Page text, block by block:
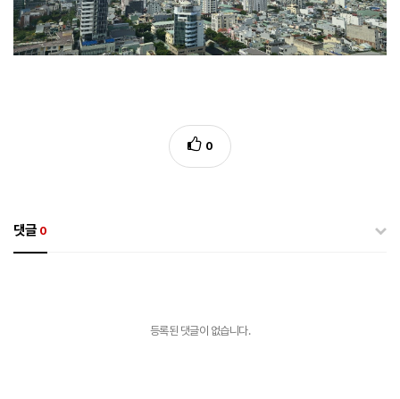
0
댓글 0
등록된 댓글이 없습니다.